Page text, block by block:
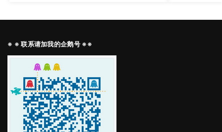
※ ※ 联系请加我的企鹅号 ※※